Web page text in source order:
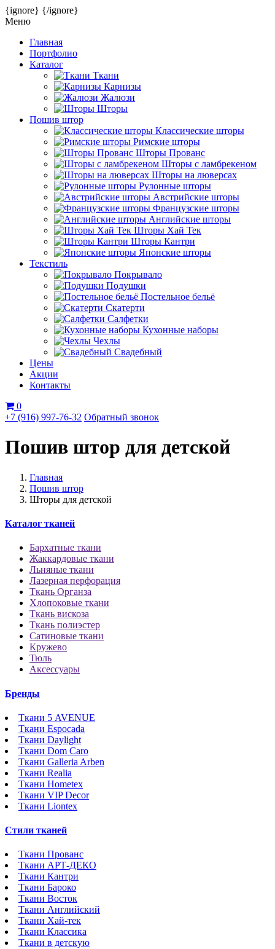
{ignore} {/ignore}
Меню
Главная
Портфолио
Каталог
Ткани
Карнизы
Жалюзи
Шторы
Пошив штор
Классические шторы
Римские шторы
Шторы Прованс
Шторы с ламбрекеном
Шторы на люверсах
Рулонные шторы
Австрийские шторы
Французские шторы
Английские шторы
Шторы Хай Тек
Шторы Кантри
Японские шторы
Текстиль
Покрывало
Подушки
Постельное бельё
Скатерти
Салфетки
Кухонные наборы
Чехлы
Свадебный
Цены
Акции
Контакты
0
+7 (916) 997-76-32 Обратный звонок
Пошив штор для детской
Главная
Пошив штор
Шторы для детской
Каталог тканей
Бархатные ткани
Жаккардовые ткани
Льняные ткани
Лазерная перфорация
Ткань Органза
Хлопоковые ткани
Ткань вискоза
Ткань полиэстер
Сатиновые ткани
Кружево
Тюль
Аксессуары
Бренды
Ткани 5 AVENUE
Ткани Espocada
Ткани Daylight
Ткани Dom Caro
Ткани Galleria Arben
Ткани Realia
Ткани Hometex
Ткани VIP Decor
Ткани Liontex
Стили тканей
Ткани Прованс
Ткани АРТ-ДЕКО
Ткани Кантри
Ткани Бароко
Ткани Восток
Ткани Английский
Ткани Хай-тек
Ткани Классика
Ткани в детскую